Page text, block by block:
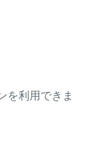
を利用できま